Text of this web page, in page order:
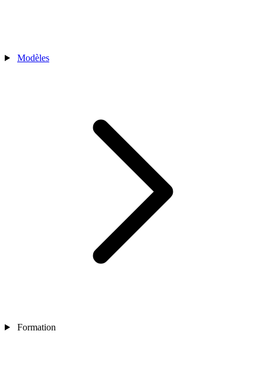
Modèles
Formation